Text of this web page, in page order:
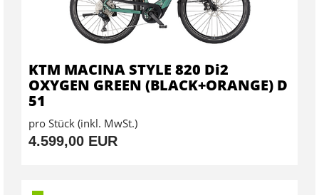
KTM MACINA STYLE 820 Di2
OXYGEN GREEN (BLACK+ORANGE) D
51
pro Stück (inkl. MwSt.)
4.599,00 EUR